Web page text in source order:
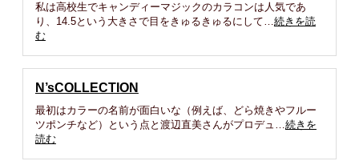
私は高校生でキャンディーマジックのカラコンは人気であ
り、14.5という大きさで目をきゅるきゅるにして…続きを読
む
N’sCOLLECTION
最初はカラーの名前が面白いな（例えば、どら焼きやフルー
ツポンチなど）という点と渡辺直美さんがプロデュ…続きを
読む